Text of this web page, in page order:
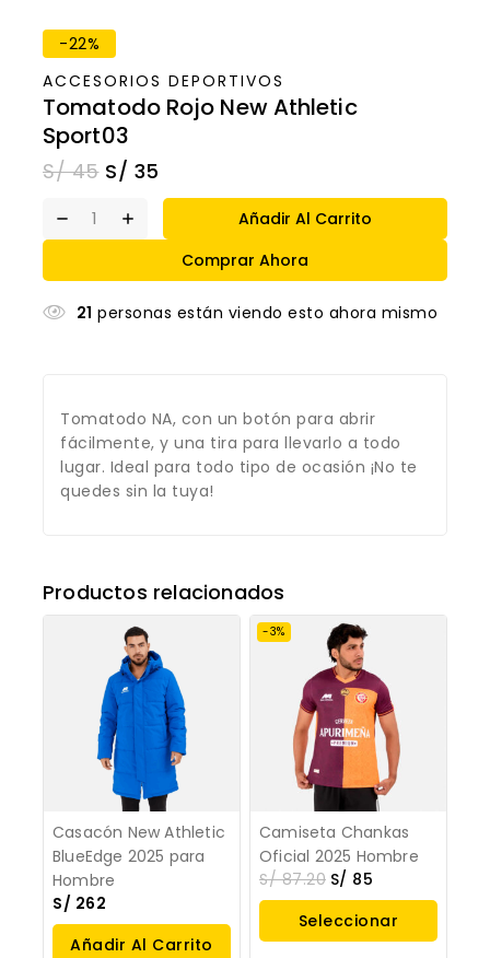
-22%
ACCESORIOS DEPORTIVOS
Tomatodo Rojo New Athletic
Sport03
S/45 S/ 35
Añadir Al Carrito
Comprar Ahora
21 personas están viendo esto ahora mismo
Tomatodo NA, con un botón para abrir
fácilmente, y una tira para llevarlo a todo
lugar. Ideal para todo tipo de ocasión ¡No te
quedes sin la tuya!
Productos relacionados
Casacón New Athletic
BlueEdge 2025 para
Hombre
S/ 262
Añadir Al Carrito
-3%
Camiseta Chankas
Oficial 2025 Hombre
S/87.20 S/ 85
Seleccionar